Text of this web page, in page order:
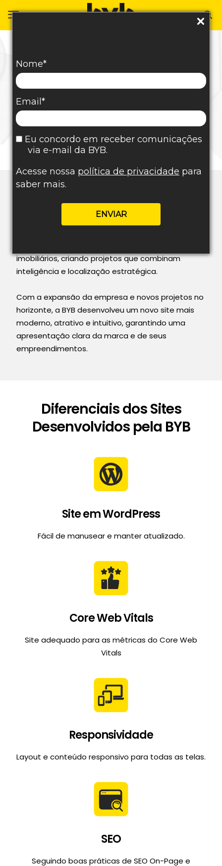
Nome*
Email*
Eu concordo em receber comunicações
via e-mail da BYB.
Acesse nossa política de privacidade para
saber mais.
ENVIAR
Senziani Incorporadora
imobiliários, criando projetos que combinam
inteligência e localização estratégica.
Com a expansão da empresa e novos projetos no
horizonte, a BYB desenvolveu um novo site mais
moderno, atrativo e intuitivo, garantindo uma
apresentação clara da marca e de seus
empreendimentos.
Diferenciais dos Sites
Desenvolvidos pela BYB
Site em WordPress
Fácil de manusear e manter atualizado.
Core Web Vitals
Site adequado para as métricas do Core Web
Vitals
Responsividade
Layout e conteúdo responsivo para todas as telas.
SEO
Seguindo boas práticas de SEO On-Page e